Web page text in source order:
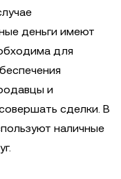
деньги имеют
для
и
сделки. В
наличные